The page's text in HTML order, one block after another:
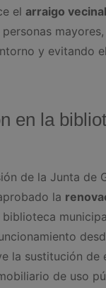
el arraigo
y evitando
en la
de la Junta de
la
biblioteca
la sustitución de
de uso